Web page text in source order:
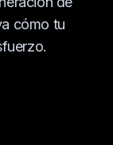
cómo tu